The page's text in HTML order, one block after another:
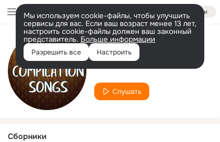
Войти
Мы используем cookie-файлы, чтобы улучшить
сервисы для вас. Если ваш возраст менее 13 лет,
настроить cookie-файлы должен ваш законный
представитель. Больше информации
Разрешить все Настроить
Исполнитель
Parbhu Deva
Слушать
Сборники